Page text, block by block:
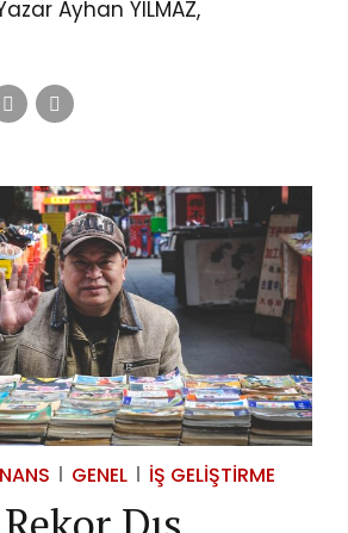
Ayhan YILMAZ,
GENEL İŞ GELIŞTIRME